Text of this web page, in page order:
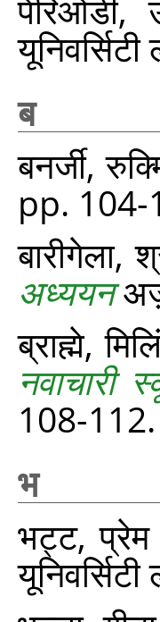
पेरिओडी,
ब
बनर्जी,
pp. 104-
बारीगेला,
अध्ययन
ब्राह्मे,
108-112.
भ
भट्ट, प्रेम